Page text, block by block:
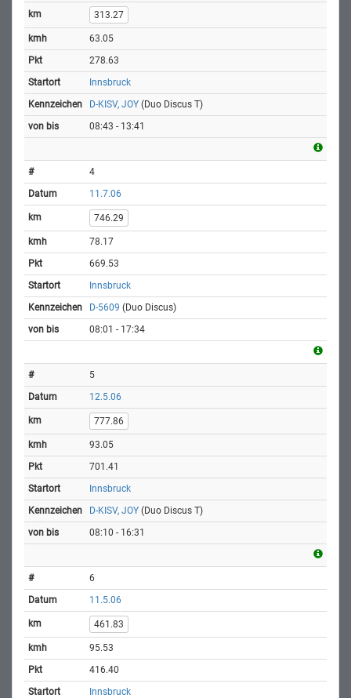
313.27
63.05
278.63
Innsbruck
D-KISV, JOY (Duo Discus T)
08:43 - 13:41
4
11.7.06
746.29
78.17
669.53
Innsbruck
D-5609 (Duo Discus)
08:01 - 17:34
5
12.5.06
777.86
93.05
701.41
Innsbruck
D-KISV, JOY (Duo Discus T)
08:10 - 16:31
6
11.5.06
461.83
95.53
416.40
Innsbruck